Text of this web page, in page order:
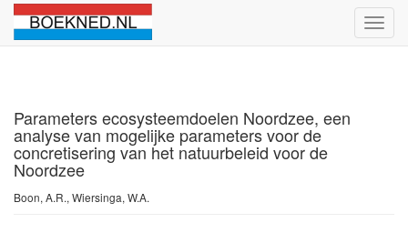
Parameters ecosysteemdoelen Noordzee, een
analyse van mogelijke parameters voor de
concretisering van het natuurbeleid voor de
Noordzee
Boon, A.R., Wiersinga, W.A.